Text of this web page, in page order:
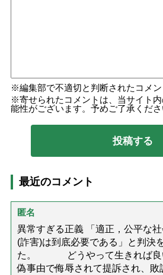
編集部で不適切と判断されたコメン
寄せられたコメントは、当サイト
能性がございます。予めご了承くださ
最近のコメント
匿名
異常すぎる正義 「適正，公平な
(詐害)は到底必要である」と判決
た。 どうやって生きれば良
偽事由で侮辱されて提訴され、敗